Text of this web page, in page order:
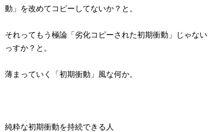
動」を改めてコピーしてないか？と。
それってもう極論「劣化コピーされた初期衝動」じゃない
っすか？と。
薄まっていく「初期衝動」風な何か。
純粋な初期衝動を持続できる人